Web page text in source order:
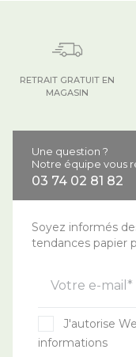
RETRAIT GRATUIT EN
MAGASIN
Une question ?
Notre équipe vous
03 74 02 81 82
Soyez informés
tendances papier
Votre e-mail*
J'autorise
informations